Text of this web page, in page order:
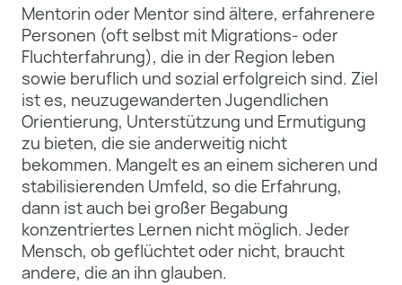
Mentorin oder Mentor sind ältere, erfahrenere
Personen (oft selbst mit Migrations- oder
Fluchterfahrung), die in der Region leben
sowie beruflich und sozial erfolgreich sind. Ziel
ist es, neuzugewanderten Jugendlichen
Orientierung, Unterstützung und Ermutigung
zu bieten, die sie anderweitig nicht
bekommen. Mangelt es an einem sicheren und
stabilisierenden Umfeld, so die Erfahrung,
dann ist auch bei großer Begabung
konzentriertes Lernen nicht möglich. Jeder
Mensch, ob geflüchtet oder nicht, braucht
andere, die an ihn glauben.